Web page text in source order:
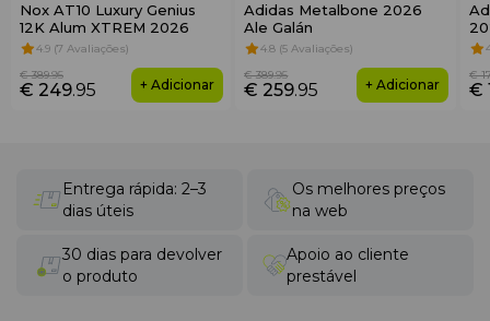
Nox AT10 Luxury Genius
12K Alum XTREM 2026
4.9 (7 Avaliações)
€ 249.95
€ 389.95
+ Adicionar
Adidas Metalbone 2026
Ale Galán
4.8 (5 Avaliações)
€ 259.95
€ 389.95
+ Adicionar €
€
Entrega rápida: 2–3
dias úteis
Os melhores preços
na web
30 dias para devolver
o produto
Apoio ao cliente
prestável